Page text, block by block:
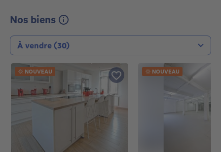
Nos biens
Type de transaction
NOUVEAU NOUVEAU